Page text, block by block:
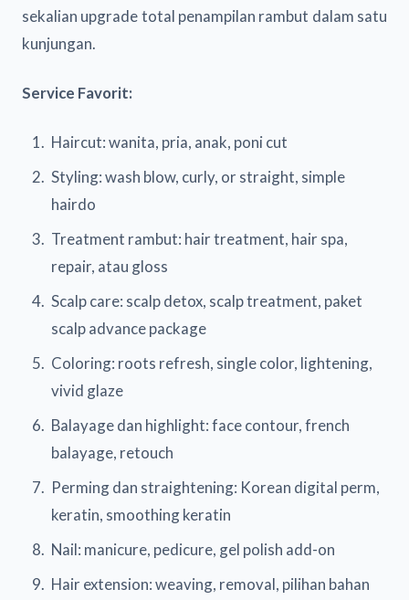
sekalian upgrade total penampilan rambut dalam satu
kunjungan.
Service Favorit:
Haircut: wanita, pria, anak, poni cut
Styling: wash blow, curly, or straight, simple
hairdo
Treatment rambut: hair treatment, hair spa,
repair, atau gloss
Scalp care: scalp detox, scalp treatment, paket
scalp advance package
Coloring: roots refresh, single color, lightening,
vivid glaze
Balayage dan highlight: face contour, french
balayage, retouch
Perming dan straightening: Korean digital perm,
keratin, smoothing keratin
Nail: manicure, pedicure, gel polish add-on
Hair extension: weaving, removal, pilihan bahan